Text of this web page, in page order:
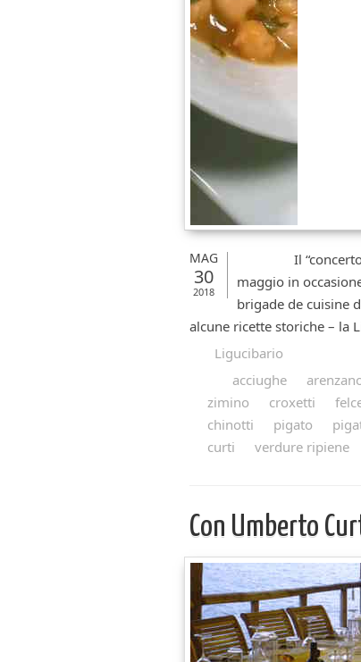
MAG
30
2018
Il “concerto” di
maggio in
brigade de cuisine
alcune ricette storiche –
Ligucibario
acciughe
zimino
croxetti
chinotti
pigato
curti
verdure ripiene
Con Umberto